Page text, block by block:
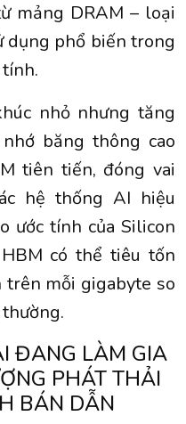
mảng DRAM – loại
dụng phổ biến trong
nhỏ nhưng tăng
băng thông cao
tiên tiến, đóng vai
hệ thống AI hiệu
ước tính của Silicon
có thể tiêu tốn
mỗi gigabyte so
ĐANG LÀM GIA
PHÁT THẢI
BÁN DẪN